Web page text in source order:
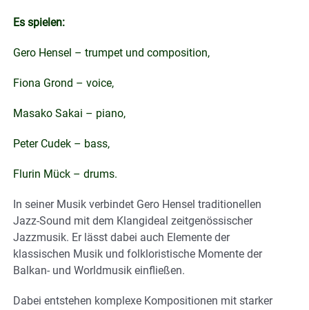
Es spielen:
Gero Hensel – trumpet und composition,
Fiona Grond – voice,
Masako Sakai – piano,
Peter Cudek – bass,
Flurin Mück – drums.
In seiner Musik verbindet Gero Hensel traditionellen
Jazz-Sound mit dem Klangideal zeitgenössischer
Jazzmusik. Er lässt dabei auch Elemente der
klassischen Musik und folkloristische Momente der
Balkan- und Worldmusik einfließen.
Dabei entstehen komplexe Kompositionen mit starker